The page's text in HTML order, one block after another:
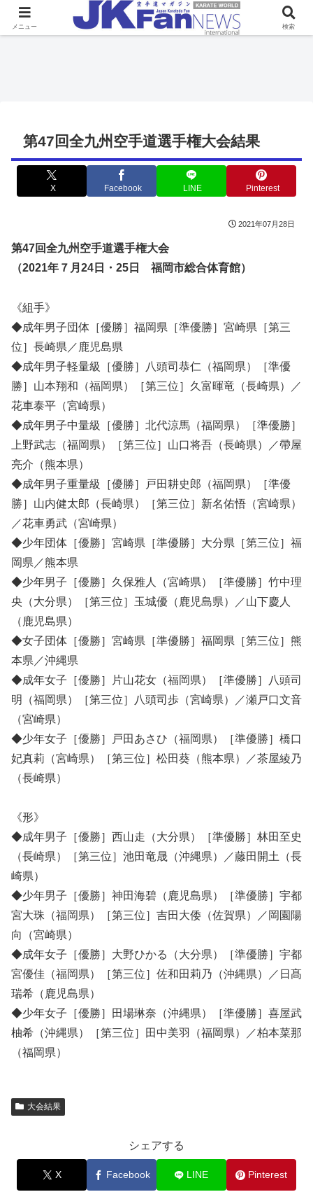
第47回全九州空手道選手権大会結果
X Facebook LINE Pinterest
2021年07月28日
第47回全九州空手道選手権大会
（2021年７月24日・25日 福岡市総合体育館）
《組手》
◆成年男子団体［優勝］福岡県［準優勝］宮崎県［第三
位］長崎県／鹿児島県
◆成年男子軽量級［優勝］八頭司恭仁（福岡県）［準優
勝］山本翔和（福岡県）［第三位］久富暉竜（長崎県）／
花車泰平（宮崎県）
◆成年男子中量級［優勝］北代涼馬（福岡県）［準優勝］
上野武志（福岡県）［第三位］山口将吾（長崎県）／帶屋
亮介（熊本県）
◆成年男子重量級［優勝］戸田耕史郎（福岡県）［準優
勝］山内健太郎（長崎県）［第三位］新名佑悟（宮崎県）
／花車勇武（宮崎県）
◆少年団体［優勝］宮崎県［準優勝］大分県［第三位］福
岡県／熊本県
◆少年男子［優勝］久保雅人（宮崎県）［準優勝］竹中理
央（大分県）［第三位］玉城優（鹿児島県）／山下慶人
（鹿児島県）
◆女子団体［優勝］宮崎県［準優勝］福岡県［第三位］熊
本県／沖縄県
◆成年女子［優勝］片山花女（福岡県）［準優勝］八頭司
明（福岡県）［第三位］八頭司歩（宮崎県）／瀬戸口文音
（宮崎県）
◆少年女子［優勝］戸田あさひ（福岡県）［準優勝］橋口
妃真莉（宮崎県）［第三位］松田葵（熊本県）／茶屋綾乃
（長崎県）
《形》
◆成年男子［優勝］西山走（大分県）［準優勝］林田至史
（長崎県）［第三位］池田竜晟（沖縄県）／藤田開土（長
崎県）
◆少年男子［優勝］神田海碧（鹿児島県）［準優勝］宇都
宮大珠（福岡県）［第三位］吉田大倭（佐賀県）／岡園陽
向（宮崎県）
◆成年女子［優勝］大野ひかる（大分県）［準優勝］宇都
宮優佳（福岡県）［第三位］佐和田莉乃（沖縄県）／日髙
瑞希（鹿児島県）
◆少年女子［優勝］田場琳奈（沖縄県）［準優勝］喜屋武
柚希（沖縄県）［第三位］田中美羽（福岡県）／柏本菜那
（福岡県）
大会結果
シェアする
X Facebook LINE Pinterest
メニュー 検索